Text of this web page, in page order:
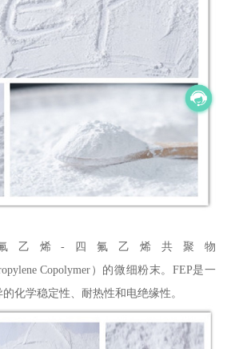
乙烯-四氟乙烯共聚物
Copolymer）的微细粉末。FEP是一
化学稳定性、耐热性和电绝缘性。